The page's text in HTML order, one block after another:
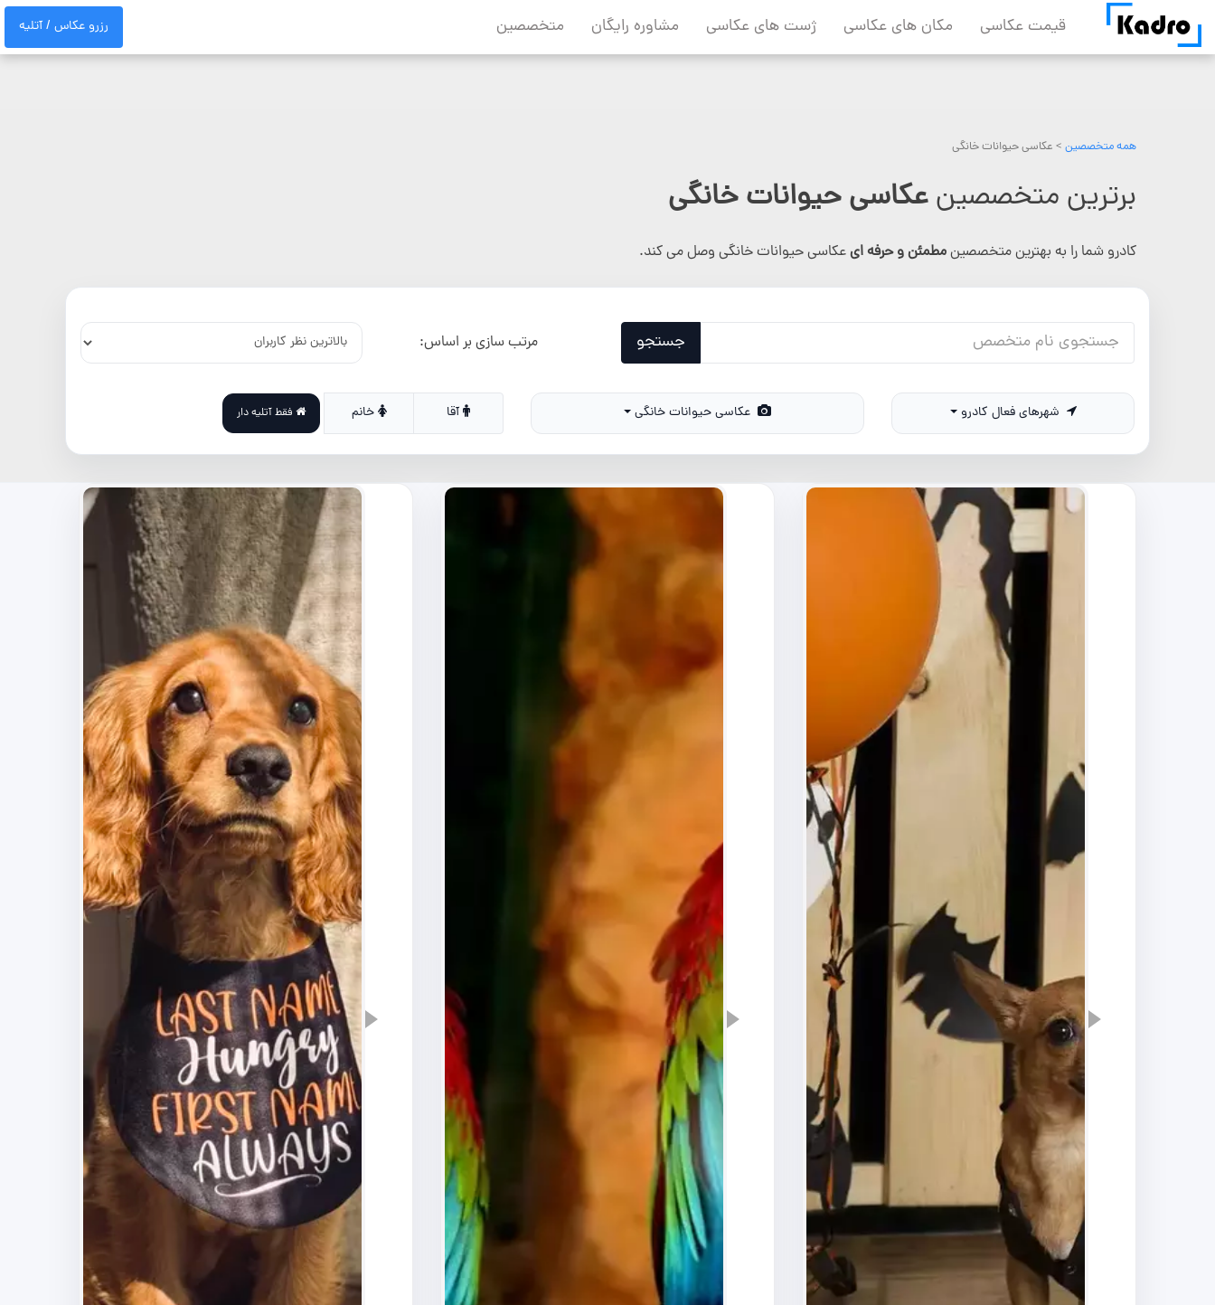
content
قیمت عکاسی مکان های عکاسی ژست های عکاسی مشاوره رایگان متخصصین رزرو عکاس / آتلیه
همه متخصصین > عکاسی حیوانات خانگی
برترین متخصصینعکاسی حیوانات خانگی
کادرو شما را به بهترین متخصصینمطمئن و حرفه ایعکاسی حیوانات خانگی وصل می کند.
جستجو مرتب سازی بر اساس:
عکاسی حیوانات خانگی آقا خانم فقط آتلیه دار